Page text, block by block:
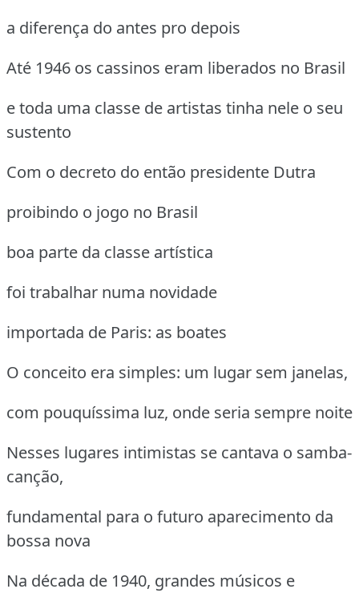
a diferença do antes pro depois
Até 1946 os cassinos eram liberados no Brasil
e toda uma classe de artistas tinha nele o seu
sustento
Com o decreto do então presidente Dutra
proibindo o jogo no Brasil
boa parte da classe artística
foi trabalhar numa novidade
importada de Paris: as boates
O conceito era simples: um lugar sem janelas,
com pouquíssima luz, onde seria sempre noite
Nesses lugares intimistas se cantava o samba-
canção,
fundamental para o futuro aparecimento da
bossa nova
Na década de 1940, grandes músicos e